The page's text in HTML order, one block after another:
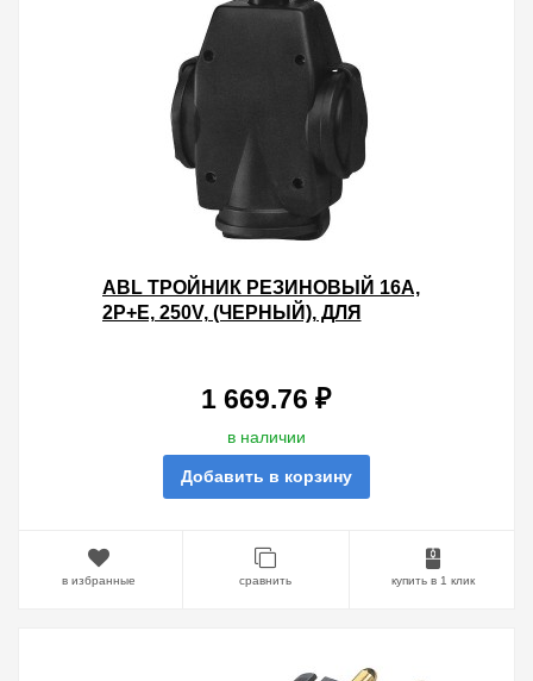
ABL ТРОЙНИК РЕЗИНОВЫЙ 16A,
2P+E, 250V, (ЧЕРНЫЙ), ДЛЯ
1 669.76 ₽
в наличии
Добавить в корзину
в избранные сравнить купить в 1 клик